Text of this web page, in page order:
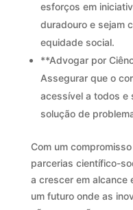
esforços em
duradouro e sejam
equidade social.
**Advogar por
Assegurar que o
acessível a todos e
solução de
Com um
parcerias científico-
a crescer em alcance
um futuro onde as